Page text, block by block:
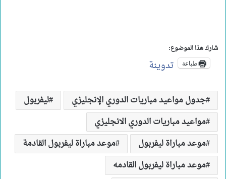
شارك هذا الموضوع:
طباعة تدوينة
جدول مواعيد مباريات الدوري الإنجليزي
ليفربول
مواعيد مباريات الدوري الانجليزي
موعد مباراة ليفربول
موعد مباراة ليفربول القادمة
موعد مباراة ليفربول القادمه